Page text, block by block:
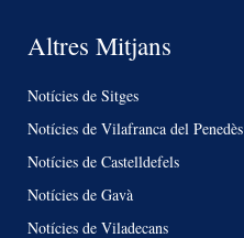
Altres Mitjans
Notícies de Sitges
Notícies de Vilafranca del Penedès
Notícies de Castelldefels
Notícies de Gavà
Notícies de Viladecans